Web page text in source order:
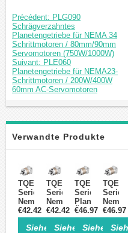
Précédent: PLG090
Schrägverzahntes
Planetengetriebe für NEMA 34
Schrittmotoren / 80mm/90mm
Servomotoren (750W/1000W)
Suivant: PLE060
Planetengetriebe für NEMA23-
Schrittmotoren / 200W/400W
60mm AC-Servomotoren
Verwandte Produkte
TQEG-
Serie
Nema17
Planetengetriebe
5:1
Spiel
€42.42
Siehe Einzelheiten>
TQEG-
Serie
Nema17
Planetengetriebe
10:1
Spiel
€42.42
Siehe
TQEG-
Serie
50:1
Spiel
€46.97
Siehe
TQEG-
Serie
100:1
Spiel
€46.97